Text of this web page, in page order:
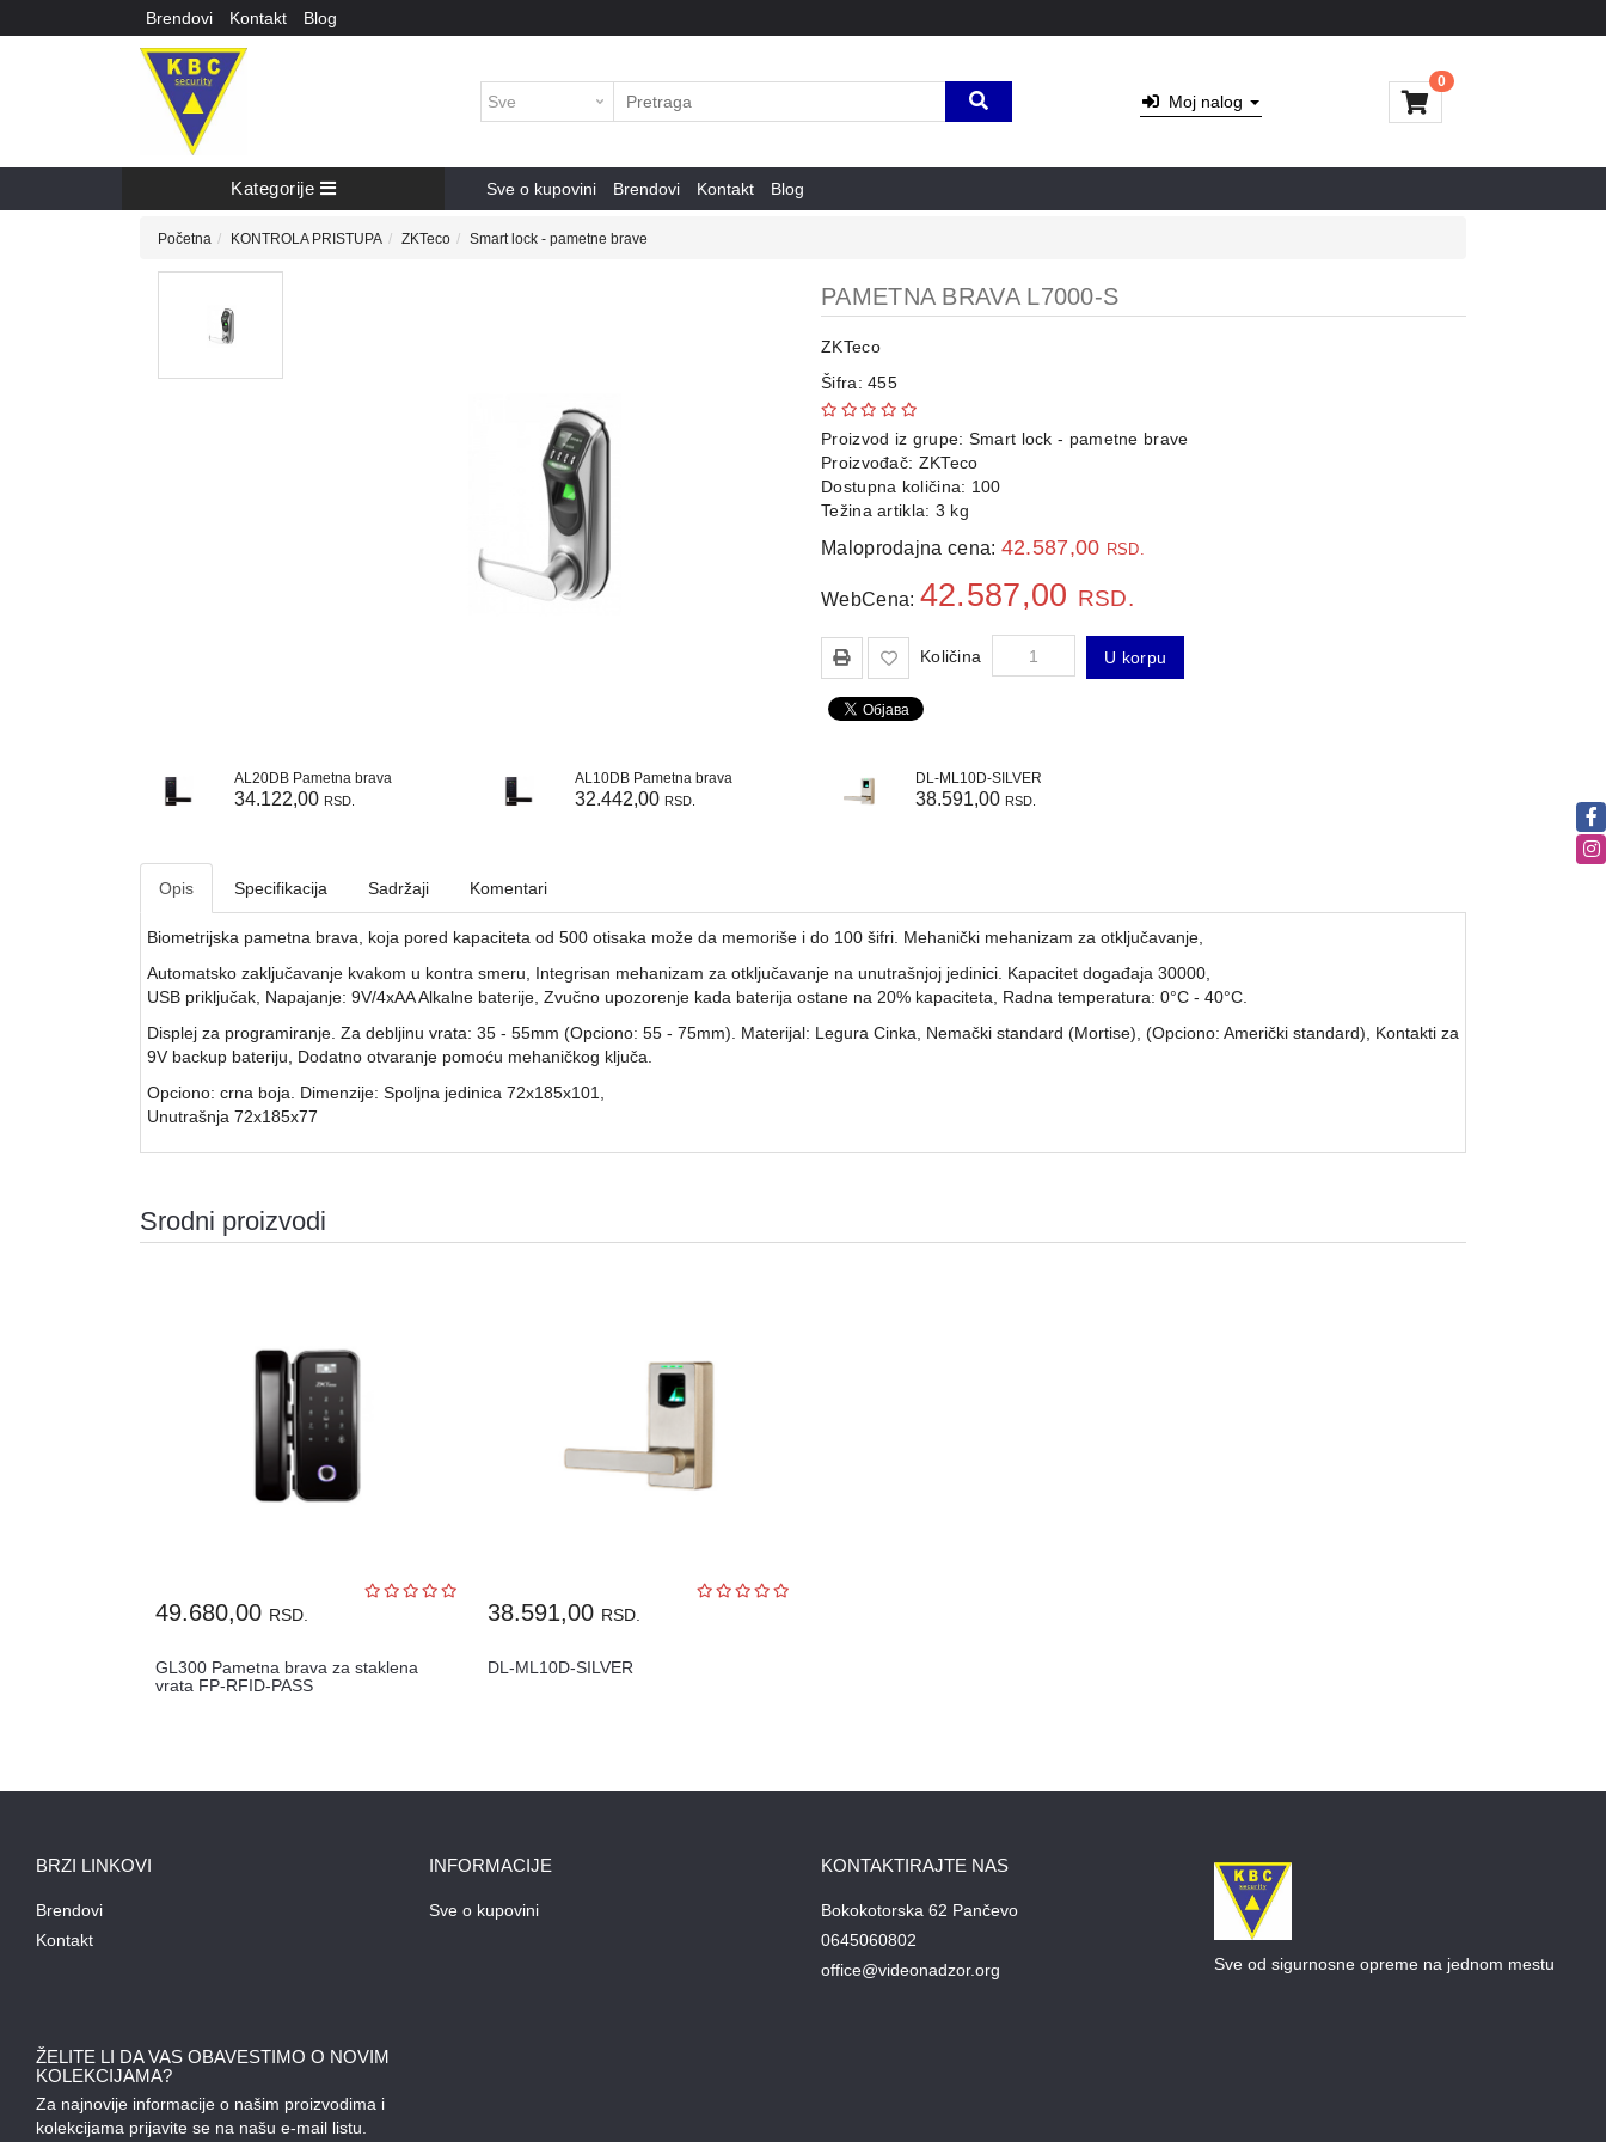
Brendovi Kontakt Blog
Moj nalog
0
Kategorije Sve o kupovini Brendovi Kontakt Blog
Početna KONTROLA PRISTUPA ZKTeco Smart lock - pametne brave
PAMETNA BRAVA L7000-S
ZKTeco
Šifra: 455
Proizvod iz grupe: Smart lock - pametne brave
Proizvođač: ZKTeco
Dostupna količina: 100
Težina artikla: 3 kg
Maloprodajna cena: 42.587,00 RSD.
WebCena: 42.587,00 RSD.
Količina U korpu
AL20DB Pametna brava
34.122,00 RSD.
AL10DB Pametna brava
32.442,00 RSD.
DL-ML10D-SILVER
38.591,00 RSD.
Opis Specifikacija Sadržaji Komentari
Biometrijska pametna brava, koja pored kapaciteta od 500 otisaka može da memoriše i do 100 šifri. Mehanički mehanizam za otključavanje,
Automatsko zaključavanje kvakom u kontra smeru, Integrisan mehanizam za otključavanje na unutrašnjoj jedinici. Kapacitet događaja 30000,
USB priključak, Napajanje: 9V/4xAA Alkalne baterije, Zvučno upozorenje kada baterija ostane na 20% kapaciteta, Radna temperatura: 0°C - 40°C.
Displej za programiranje. Za debljinu vrata: 35 - 55mm (Opciono: 55 - 75mm). Materijal: Legura Cinka, Nemački standard (Mortise), (Opciono: Američki standard), Kontakti za
9V backup bateriju, Dodatno otvaranje pomoću mehaničkog ključa.
Opciono: crna boja. Dimenzije: Spoljna jedinica 72x185x101,
Unutrašnja 72x185x77
Srodni proizvodi
49.680,00 RSD.
GL300 Pametna brava za staklena
vrata FP-RFID-PASS
38.591,00 RSD.
DL-ML10D-SILVER
BRZI LINKOVI
Brendovi
Kontakt
INFORMACIJE
Sve o kupovini
KONTAKTIRAJTE NAS
Bokokotorska 62 Pančevo
0645060802
office@videonadzor.org
Sve od sigurnosne opreme na jednom mestu
ŽELITE LI DA VAS OBAVESTIMO O NOVIM
KOLEKCIJAMA?
Za najnovije informacije o našim proizvodima i
kolekcijama prijavite se na našu e-mail listu.